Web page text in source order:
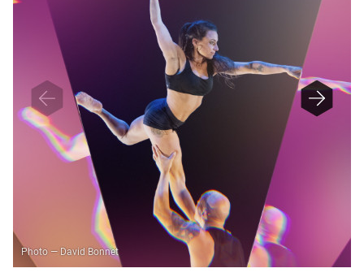
Photo — David Bonnet